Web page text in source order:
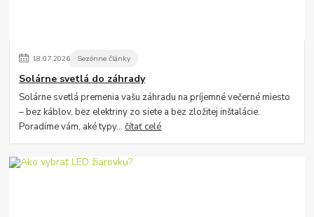
18.07.2026 Sezónne články
Solárne svetlá do záhrady
Solárne svetlá premenia vašu záhradu na príjemné večerné miesto
– bez káblov, bez elektriny zo siete a bez zložitej inštalácie.
Poradíme vám, aké typy...čítať celé